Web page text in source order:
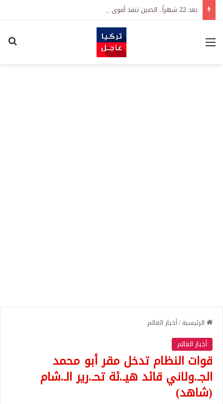
القائمة
الرئيسية/أخبار العالم
أخبار العالم
قوات النظام تدخل مقر أبو محمد
الجـ.ولاني قائد هيـ.ئة تحـ.رير الـ.شام
(شاهد)